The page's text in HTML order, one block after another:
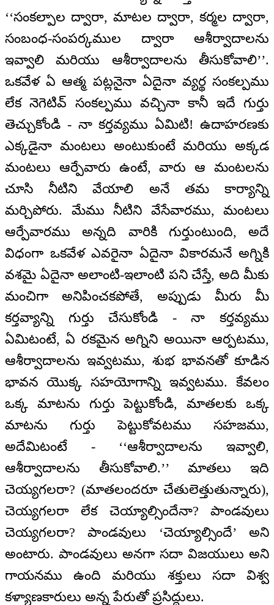
‘‘సంకల్పాల ద్వారా, మాటల ద్వారా, కర్మల ద్వారా,
సంబంధ-సంపర్కముల ద్వారా ఆశీర్వాదాలను
ఇవ్వాలి మరియు ఆశీర్వాదాలను తీసుకోవాలి’’.
ఒకవేళ ఏ ఆత్మ పట్లనైనా ఏదైనా వ్యర్థ సంకల్పము
లేక నెగెటివ్ సంకల్పము వచ్చినా కానీ ఇదే గుర్తు
తెచ్చుకోండి - నా కర్తవ్యము ఏమిటి! ఉదాహరణకు
ఎక్కడైనా మంటలు అంటుకుంటే మరియు అక్కడ
మంటలు ఆర్పేవారు ఉంటే, వారు ఆ మంటలను
చూసి నీటిని వేయాలి అనే తమ కార్యాన్ని
మర్చిపోరు. మేము నీటిని వేసేవారము, మంటలు
ఆర్పేవారము అన్నది వారికి గుర్తుంటుంది, అదే
విధంగా ఒకవేళ ఎవరైనా ఏదైనా వికారమనే అగ్నికి
వశమై ఏదైనా అలాంటి-ఇలాంటి పని చేస్తే, అది మీకు
మంచిగా అనిపించకపోతే, అప్పుడు మీరు మీ
కర్తవ్యాన్ని గుర్తు చేసుకోండి - నా కర్తవ్యము
ఏమిటంటే, ఏ రకమైన అగ్నిని అయినా ఆర్పటము,
ఆశీర్వాదాలను ఇవ్వటము, శుభ భావనతో కూడిన
భావన యొక్క సహయోగాన్ని ఇవ్వటము. కేవలం
ఒక్క మాటను గుర్తు పెట్టుకోండి, మాతలకు ఒక్క
మాటను గుర్తు పెట్టుకోవటము సహజము,
అదేమిటంటే - ‘‘ఆశీర్వాదాలను ఇవ్వాలి,
ఆశీర్వాదాలను తీసుకోవాలి.’’ మాతలు ఇది
చెయ్యగలరా? (మాతలందరూ చేతులెత్తుతున్నారు),
చెయ్యగలరా లేక చెయ్యాల్సిందేనా? పాండవులు
చెయ్యగలరా? పాండవులు ‘చెయ్యాల్సిందే’ అని
అంటారు. పాండవులు అనగా సదా విజయులు అని
గాయనము ఉంది మరియు శక్తులు సదా విశ్వ
కళ్యాణకారులు అన్న పేరుతో ప్రసిద్ధులు.